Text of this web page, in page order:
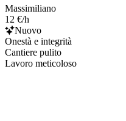
Massimiliano
12 €/h
Nuovo
Onestà e integrità
Cantiere pulito
Lavoro meticoloso